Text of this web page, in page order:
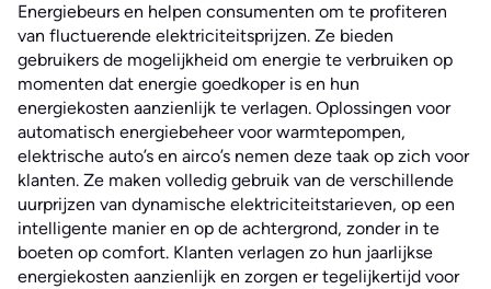
Energiebeurs en helpen consumenten om te profiteren
van fluctuerende elektriciteitsprijzen. Ze bieden
gebruikers de mogelijkheid om energie te verbruiken op
momenten dat energie goedkoper is en hun
energiekosten aanzienlijk te verlagen. Oplossingen voor
automatisch energiebeheer voor warmtepompen,
elektrische auto’s en airco’s nemen deze taak op zich voor
klanten. Ze maken volledig gebruik van de verschillende
uurprijzen van dynamische elektriciteitstarieven, op een
intelligente manier en op de achtergrond, zonder in te
boeten op comfort. Klanten verlagen zo hun jaarlijkse
energiekosten aanzienlijk en zorgen er tegelijkertijd voor